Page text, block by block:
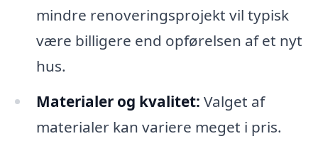
mindre renoveringsprojekt vil typisk
være billigere end opførelsen af et nyt
hus.
Materialer og kvalitet: Valget af
materialer kan variere meget i pris.